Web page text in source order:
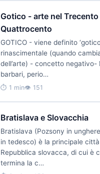
Gotico - arte nel Trecento
Quattrocento
GOTICO - viene definito
rinascimentale (quando
dell’arte) - concetto negativo-
barbari, perio…
⏱ 1 min👁 151
Bratislava e Slovacchia
Bratislava (Pozsony in
in tedesco) è la principale
Repubblica slovacca, di cui è
termina la c…